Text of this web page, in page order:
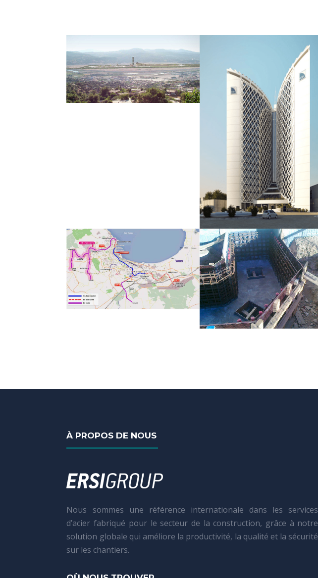
À PROPOS DE NOUS
Nous sommes une référence internationale dans les services
d’acier fabriqué pour le secteur de la construction, grâce à notre
solution globale qui améliore la productivité, la qualité et la sécurité
sur les chantiers.